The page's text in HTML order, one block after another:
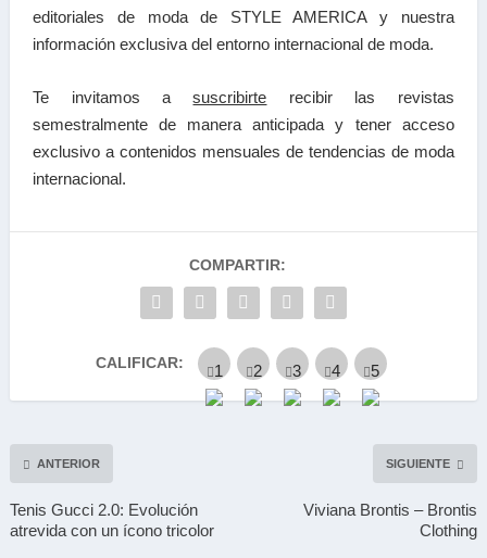
editoriales de moda de STYLE AMERICA y nuestra
información exclusiva del entorno internacional de moda.
Te invitamos asuscribirte recibir las revistas
semestralmente de manera anticipada y tener acceso
exclusivo a contenidos mensuales de tendencias de moda
internacional.
COMPARTIR:
CALIFICAR:
ANTERIOR
Tenis Gucci 2.0: Evolución
atrevida con un ícono tricolor
SIGUIENTE
Viviana Brontis – Brontis
Clothing